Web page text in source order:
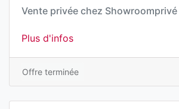
Vente privée chez Showroomprivé
Plus d'infos
Offre terminée